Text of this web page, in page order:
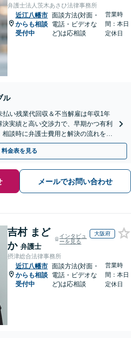
弁護士法人茨木あさひ法律事務所
近江八幡市
からも相談
受付中
面談方法(対面・
電話・ビデオな
ど)は応相談
営業時
間：本日
定休日
ル
払い残業代回収＆不当解雇は年収1年
実績と高い交渉力で、早期かつ有利
談時に弁護士費用と解決の流れを丁
てお問い合わせ下さい。
料金表を見る
メールでお問い合わせ
吉村 まど
か 弁護士
インタビュ
ーを見る
大阪府
摂津総合法律事務所
近江八幡市
からも相談
受付中
面談方法(対面・
電話・ビデオな
ど)は応相談
営業時
間：本日
定休日